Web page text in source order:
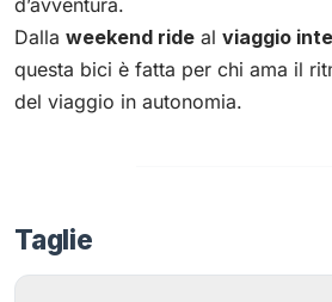
d’avventura.
Dalla weekend ride al viaggio
questa bici è fatta per chi ama il
del viaggio in autonomia.
Taglie